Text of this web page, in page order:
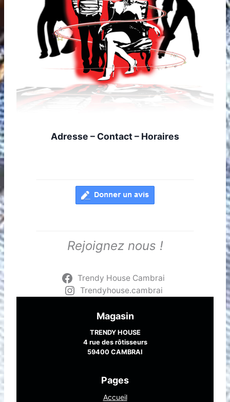
Adresse – Contact – Horaires
Rejoignez nous !
Trendy House Cambrai
Trendyhouse.cambrai
Magasin
TRENDY HOUSE
4 rue des rôtisseurs
59400 CAMBRAI
Pages
Accueil